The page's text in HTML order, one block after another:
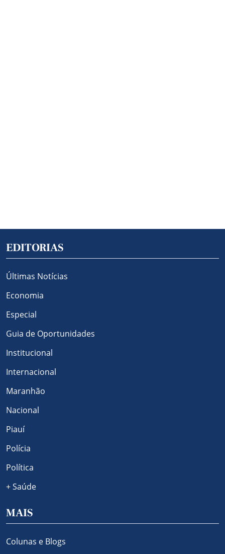
EDITORIAS
Últimas Notícias
Economia
Especial
Guia de Oportunidades
Institucional
Internacional
Maranhão
Nacional
Piauí
Polícia
Política
+ Saúde
MAIS
Colunas e Blogs